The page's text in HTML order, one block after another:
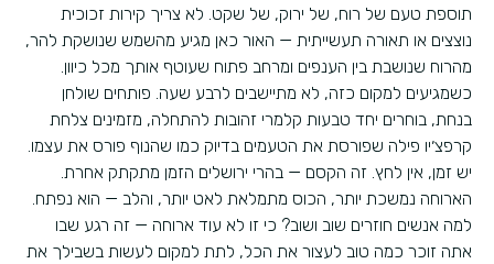
תוספת טעם של רוח, של ירוק, של שקט. לא צריך קירות זכוכית
נוצצים או תאורה תעשייתית — האור כאן מגיע מהשמש שנושקת להר,
מהרוח שנושבת בין הענפים ומרחב פתוח שעוטף אותך מכל כיוון.
כשמגיעים למקום כזה, לא מתיישבים לרבע שעה. פותחים שולחן
בנחת, בוחרים יחד טבעות קלמרי זהובות להתחלה, מזמינים צלחת
קרפצ׳יו פילה שפורסת את הטעמים בדיוק כמו שהנוף פורס את עצמו.
יש זמן, אין לחץ. זה הקסם — בהרי ירושלים הזמן מתקתק אחרת.
הארוחה נמשכת יותר, הכוס מתמלאת לאט יותר, והלב — הוא נפתח.
למה אנשים חוזרים שוב ושוב? כי זו לא עוד ארוחה — זה רגע שבו
אתה זוכר כמה טוב לעצור את הכל, לתת למקום לעשות בשבילך את